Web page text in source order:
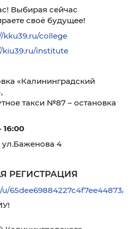
в 2024 году.
по нашему
кампании в 2024/2025
как поступить
Вас! Выбирая сейчас
своё будущее!
kku39.ru/college
kiu39.ru/institute
«Калининградский
такси №87 –